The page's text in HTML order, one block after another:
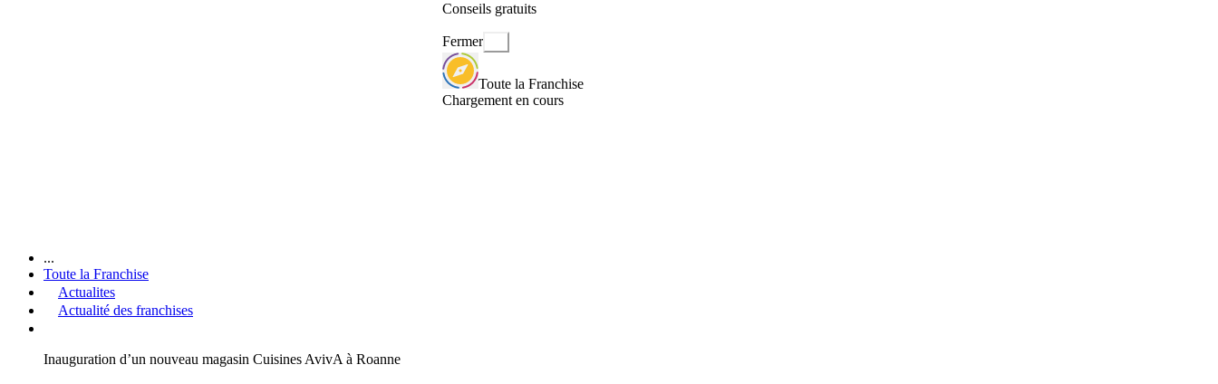
Conseils gratuits
Fermer
Toute la Franchise
Chargement en cours
...
Toute la Franchise
Actualites
Actualité des franchises
Inauguration d’un nouveau magasin Cuisines AvivA à Roanne